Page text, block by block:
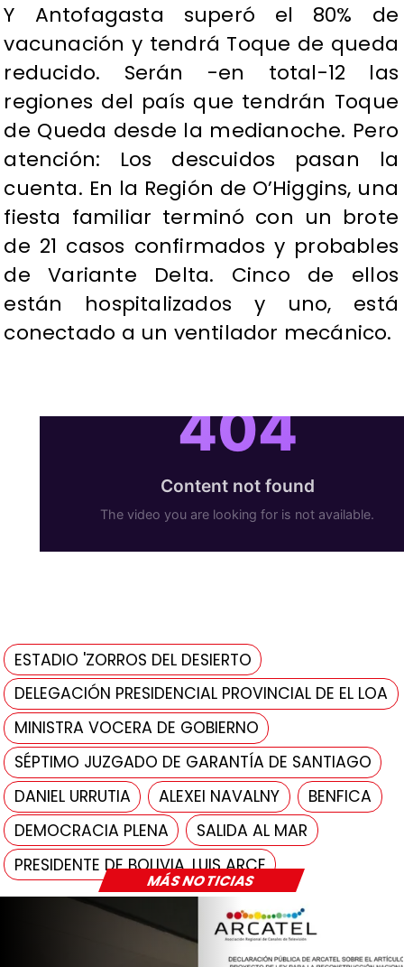
MÁS NOTICIAS
Y Antofagasta superó el 80% de
vacunación y tendrá Toque de queda
reducido. Serán -en total-12 las
regiones del país que tendrán Toque
de Queda desde la medianoche. Pero
atención: Los descuidos pasan la
cuenta. En la Región de O’Higgins, una
fiesta familiar terminó con un brote
de 21 casos confirmados y probables
de Variante Delta. Cinco de ellos
están hospitalizados y uno, está
conectado a un ventilador mecánico.
ESTADIO 'ZORROS DEL DESIERTO
DELEGACIÓN PRESIDENCIAL PROVINCIAL DE EL LOA
MINISTRA VOCERA DE GOBIERNO
SÉPTIMO JUZGADO DE GARANTÍA DE SANTIAGO
DANIEL URRUTIA
ALEXEI NAVALNY
BENFICA
DEMOCRACIA PLENA
SALIDA AL MAR
PRESIDENTE DE BOLIVIA, LUIS ARCE